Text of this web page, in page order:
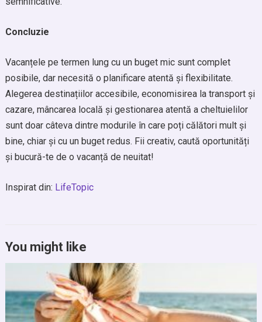
Concluzie
Vacanțele pe termen lung cu un buget mic sunt complet
posibile, dar necesită o planificare atentă și flexibilitate.
Alegerea destinațiilor accesibile, economisirea la transport și
cazare, mâncarea locală și gestionarea atentă a cheltuielilor
sunt doar câteva dintre modurile în care poți călători mult și
bine, chiar și cu un buget redus. Fii creativ, caută oportunități
și bucură-te de o vacanță de neuitat!
Inspirat din: LifeTopic
You might like